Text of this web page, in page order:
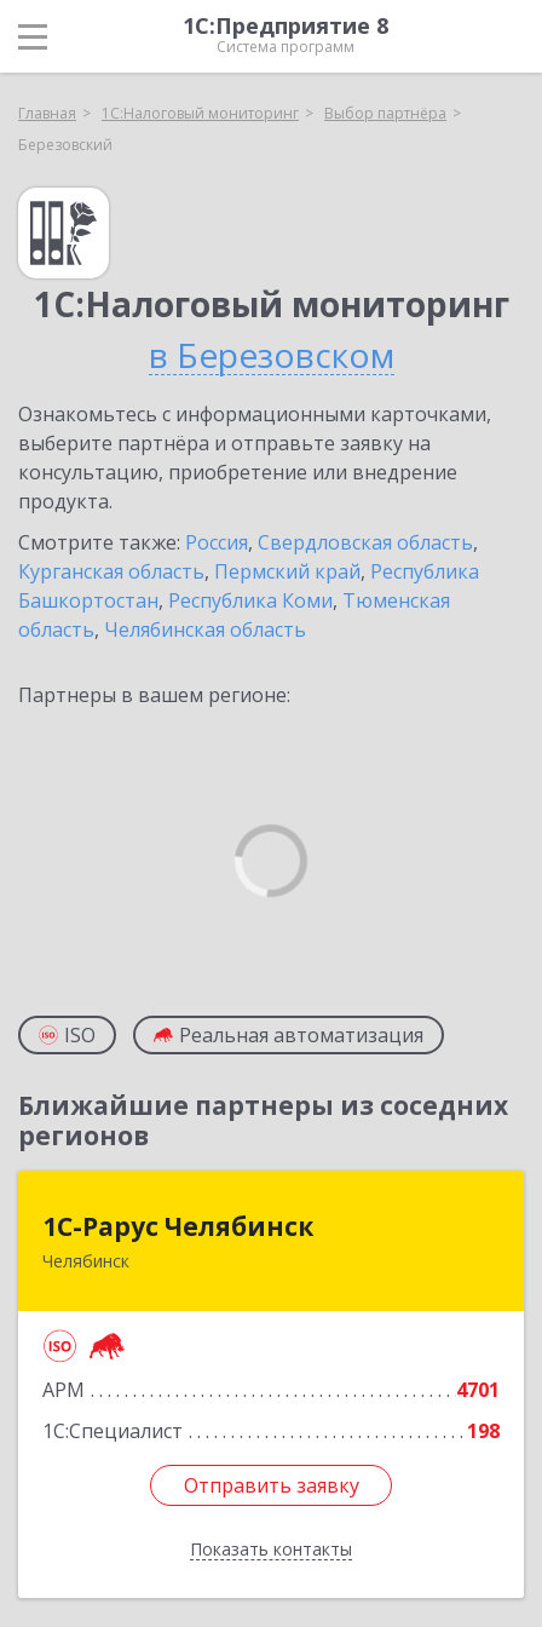
1С:Предприятие 8
Система программ
Главная 1С:Налоговый мониторинг
Выбор партнёра
Березовский
1С:Налоговый мониторинг
в Березовском
Ознакомьтесь с информационными карточками,
выберите партнёра и отправьте заявку на
консультацию, приобретение или внедрение
продукта.
Смотрите также: Россия, Свердловская область,
Курганская область, Пермский край, Республика
Башкортостан, Республика Коми, Тюменская
область, Челябинская область
Партнеры в вашем регионе:
ISO Реальная автоматизация
Ближайшие партнеры из соседних
регионов
1С-Рарус Челябинск
Челябинск
АРМ
4701
1С:Специалист
198
Отправить заявку
Показать контакты
1С-Рарус Челябинск
454091, Челябинская обл, Челябинск г, Труда ул,
Отправить заявку
Назад